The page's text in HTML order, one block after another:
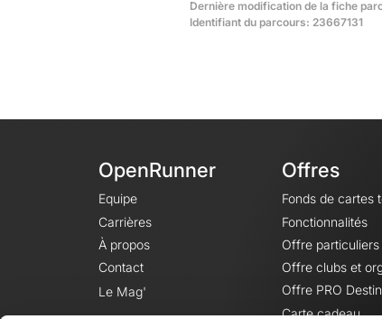
Dernière modification de la fiche
Identifiant du parcours: 23667131
OpenRunner
Equipe
Carrières
À propos
Contact
Le Mag'
Offres
Fonds de cartes
Fonctionnalités
Offre particuliers
Offre clubs et
Offre PRO
Carte cadeau